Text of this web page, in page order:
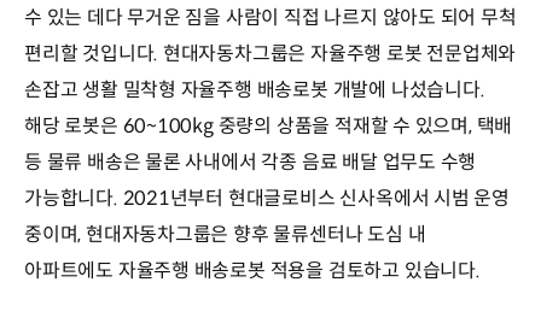
수 있는 데다 무거운 짐을 사람이 직접 나르지 않아도 되어 무척
편리할 것입니다. 현대자동차그룹은 자율주행 로봇 전문업체와
손잡고 생활 밀착형 자율주행 배송로봇 개발에 나섰습니다.
해당 로봇은 60~100kg 중량의 상품을 적재할 수 있으며, 택배
등 물류 배송은 물론 사내에서 각종 음료 배달 업무도 수행
가능합니다. 2021년부터 현대글로비스 신사옥에서 시범 운영
중이며, 현대자동차그룹은 향후 물류센터나 도심 내
아파트에도 자율주행 배송로봇 적용을 검토하고 있습니다.